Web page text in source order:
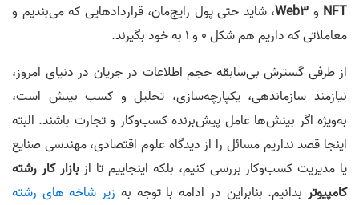
NFT و Web3، شاید حتی پول رایج‌مان، قراردادهایی که می‌بندیم و
معاملاتی که داریم هم شکل 0 و 1 به خود بگیرند.
از طرفی گسترش بی‌سابقه حجم اطلاعات در جریان در دنیای امروز،
نیازمند سازماندهی، یکپارچه‌سازی، تحلیل و کسب بینش است،
به‌ویژه اگر بینش‌ها عامل پیش‌برنده کسب‌و‌کار و تجارت باشند. البته
اینجا قصد نداریم مسائل را از دیدگاه علوم اقتصادی، مهندسی صنایع
یا مدیریت کسب‌و‌کار بررسی کنیم، بلکه اینجاییم تا ازبازار کار رشته
کامپیوتربدانیم. بنابراین در ادامه با توجه به زیر شاخه های رشته